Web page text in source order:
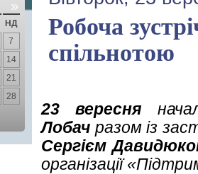
»
НД
7
14
21
28
Робоча
спільнотою
23 вересня
Лобач разом із
Сергієм
організації